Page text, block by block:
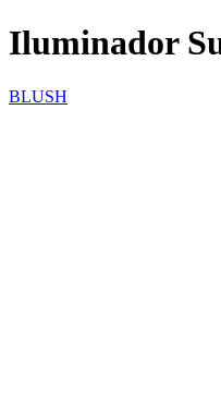
Iluminador
BLUSH